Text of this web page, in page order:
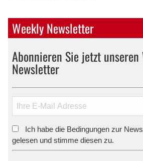
Weekly Newsletter
Abonnieren Sie jetzt unseren
Newsletter
Ich habe die Bedingungen zur
gelesen und stimme diesen zu.